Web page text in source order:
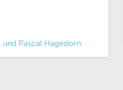
und Pascal Hagedorn